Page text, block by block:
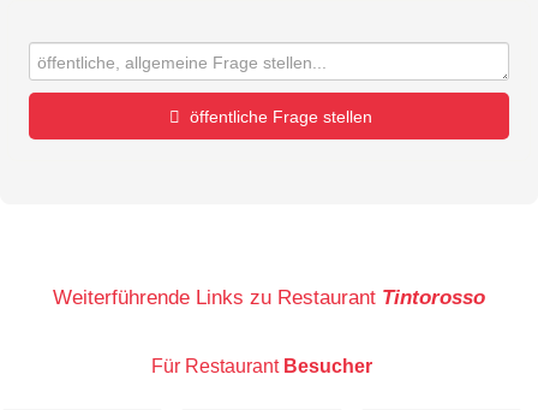
öffentliche Frage stellen
E-Mail-Adresse (wird nicht veröffentlicht)
Weiterführende Links zu Restaurant Tintorosso
Für Restaurant Besucher